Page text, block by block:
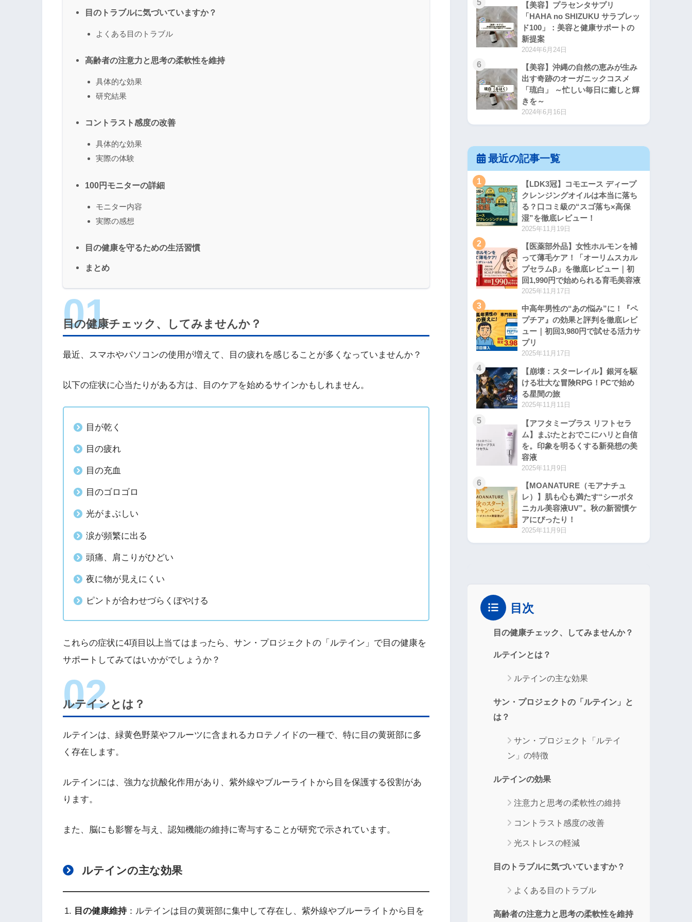
目のトラブルに気づいていますか？
よくある目のトラブル
高齢者の注意力と思考の柔軟性を維持
具体的な効果
研究結果
コントラスト感度の改善
具体的な効果
実際の体験
100円モニターの詳細
モニター内容
実際の感想
目の健康を守るための生活習慣
まとめ
目の健康チェック、してみませんか？
最近、スマホやパソコンの使用が増えて、目の疲れを感じることが多くなっていませんか？
以下の症状に心当たりがある方は、目のケアを始めるサインかもしれません。
目が乾く
目の疲れ
目の充血
目のゴロゴロ
光がまぶしい
涙が頻繁に出る
頭痛、肩こりがひどい
夜に物が見えにくい
ピントが合わせづらくぼやける
これらの症状に4項目以上当てはまったら、サン・プロジェクトの「ルテイン」で目の健康を
サポートしてみてはいかがでしょうか？
ルテインとは？
ルテインは、緑黄色野菜やフルーツに含まれるカロテノイドの一種で、特に目の黄斑部に多
く存在します。
ルテインには、強力な抗酸化作用があり、紫外線やブルーライトから目を保護する役割があ
ります。
また、脳にも影響を与え、認知機能の維持に寄与することが研究で示されています。
ルテインの主な効果
目の健康維持：ルテインは目の黄斑部に集中して存在し、紫外線やブルーライトから目を
【美容】プラセンタサプリ
「HAHA no SHIZUKU サラブレッ
ド100」：美容と健康サポートの
新提案
2024年6月24日
6
【美容】沖縄の自然の恵みが生み
出す奇跡のオーガニックコスメ
「琉白」 ～忙しい毎日に癒しと輝
きを～
2024年6月16日
最近の記事一覧
1
【LDK3冠】コモエース ディープ
クレンジングオイルは本当に落ち
る？口コミ級の“スゴ落ち×高保
湿”を徹底レビュー！
2025年11月19日
2
【医薬部外品】女性ホルモンを補
って薄毛ケア！「オーリムスカル
プセラムβ」を徹底レビュー｜初
回1,990円で始められる育毛美容液
2025年11月17日
3
中高年男性の“あの悩み”に！『ペ
プチア』の効果と評判を徹底レビ
ュー｜初回3,980円で試せる活力サ
プリ
2025年11月17日
4
【崩壊：スターレイル】銀河を駆
ける壮大な冒険RPG！PCで始め
る星間の旅
2025年11月11日
5
【アフタミープラス リフトセラ
ム】まぶたとおでこにハリと自信
を。印象を明るくする新発想の美
容液
2025年11月9日
6
【MOANATURE（モアナチュ
レ）】肌も心も満たす“シーボタ
ニカル美容液UV”。秋の新習慣ケ
アにぴったり！
2025年11月9日
目次
目の健康チェック、してみませんか？
ルテインとは？
ルテインの主な効果
サン・プロジェクトの「ルテイン」と
は？
サン・プロジェクト「ルテイ
ン」の特徴
ルテインの効果
注意力と思考の柔軟性の維持
コントラスト感度の改善
光ストレスの軽減
目のトラブルに気づいていますか？
よくある目のトラブル
高齢者の注意力と思考の柔軟性を維持